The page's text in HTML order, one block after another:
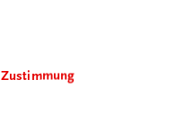
Zustimmung
Sachbuch